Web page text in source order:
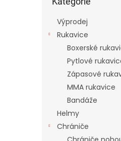
Výprodej
Rukavice
Boxerské
Pytlové
Zápasové
MMA rukavice
Bandáže
Helmy
Chrániče